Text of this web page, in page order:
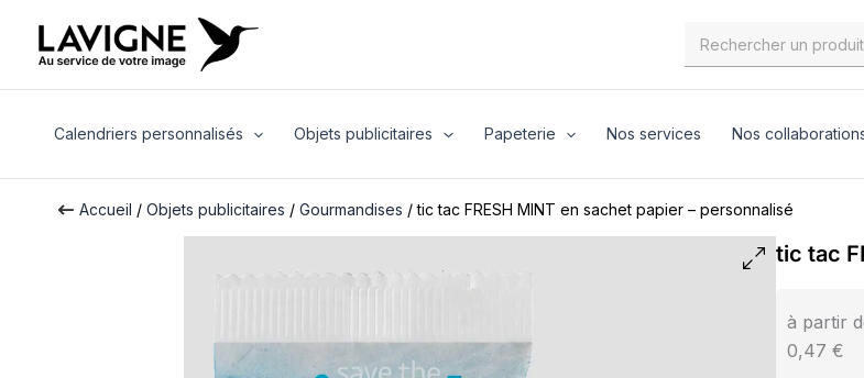
contenu
for:
Calendriers personnalisés Objets publicitaires Papeterie Nos services Nos
Accueil / Objets publicitaires / Gourmandises / tic tac FRESH MINT en sachet papier – personnalisé
tic tac
à partir
0,47 €